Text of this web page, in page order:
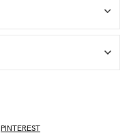
PINTEREST